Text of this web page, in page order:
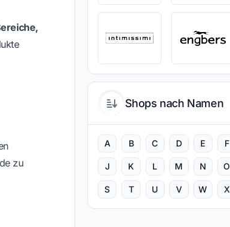
zu
Shops nach Namen
A B C D E F
J K L M N O
S T U V W X